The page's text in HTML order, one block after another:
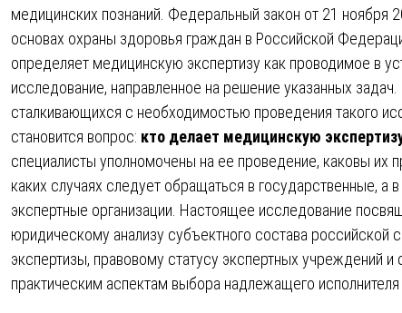
медицинских познаний. Федеральный закон от 21
основах охраны здоровья граждан в Российской
определяет медицинскую экспертизу как проводимое в
исследование, направленное на решение указанных
сталкивающихся с необходимостью проведения такого
становится вопрос: кто делает медицинскую
специалисты уполномочены на ее проведение, каковы их
каких случаях следует обращаться в государственные, а
экспертные организации. Настоящее исследование
юридическому анализу субъектного состава российской
экспертизы, правовому статусу экспертных учреждений и
практическим аспектам выбора надлежащего исполнителя